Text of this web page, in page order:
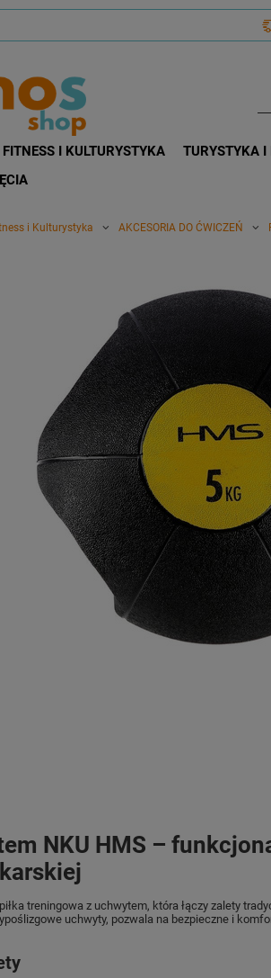
FITNESS I KULTURYSTYKA TURYSTYKA I
i Kulturystyka AKCESORIA DO ĆWICZEŃ
NKU HMS –
treningowa z uchwytem, która łączy zalety
uchwyty, pozwala na bezpieczne i